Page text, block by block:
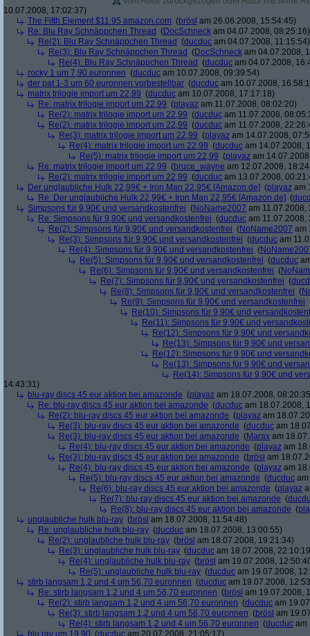
10.07.2008, 17:02:37)
The Fifth Element $11.95 amazon.com (brösl am 26.06.2008, 15:54:45)
Re: Blu Ray Schnäppchen Thread (DocSchneck am 04.07.2008, 08:25:16)
Re(2): Blu Ray Schnäppchen Thread (ducduc am 04.07.2008, 11:15:54)
Re(3): Blu Ray Schnäppchen Thread (DocSchneck am 04.07.2008,
Re(4): Blu Ray Schnäppchen Thread (ducduc am 04.07.2008,
rocky 1 um 7,90 euronnen (ducduc am 10.07.2008, 09:39:54)
der pat 1-3 um 60 euronnen vorbestellbar (ducduc am 10.07.2008,
matrix trilogie import um 22,99 (ducduc am 10.07.2008, 17:17:18)
Re: matrix trilogie import um 22,99 (playaz am 11.07.2008, 08:02:20)
Re(2): matrix trilogie import um 22,99 (ducduc am 11.07.2008,
Re(2): matrix trilogie import um 22,99 (ducduc am 11.07.2008,
Re(3): matrix trilogie import um 22,99 (playaz am 14.07.2008,
Re(4): matrix trilogie import um 22,99 (ducduc am 14.07.2008,
Re(5): matrix trilogie import um 22,99 (playaz am
Re: matrix trilogie import um 22,99 (bruce_wayne am 12.07.2008,
Re(2): matrix trilogie import um 22,99 (ducduc am 13.07.2008,
Der unglaubliche Hulk 22,99€ + Iron Man 22,95€ [Amazon.de] (playaz am
Re: Der unglaubliche Hulk 22,99€ + Iron Man 22,95€ [Amazon.de] (
Simpsons für 9,90€ und versandkostenfrei (NoName2007 am 11.07.2008,
Re: Simpsons für 9,90€ und versandkostenfrei (ducduc am 11.07.2008,
Re(2): Simpsons für 9,90€ und versandkostenfrei (NoName2007 am
Re(3): Simpsons für 9,90€ und versandkostenfrei (ducduc am
Re(4): Simpsons für 9,90€ und versandkostenfrei (
Re(5): Simpsons für 9,90€ und versandkostenfrei (ducduc
Re(6): Simpsons für 9,90€ und versandkostenfrei (
Re(7): Simpsons für 9,90€ und versandkostenfrei (
Re(8): Simpsons für 9,90€ und versandkostenfrei (
Re(9): Simpsons für 9,90€ und versandkostenfrei
Re(10): Simpsons für 9,90€ und
Re(11): Simpsons für 9,90€ und
Re(12): Simpsons für 9,90€ und
Re(13): Simpsons für 9,90€ und
Re(12): Simpsons für 9,90€ und
Re(13): Simpsons für 9,90€ und
Re(14): Simpsons für 9,90€ und
14:43:31)
blu-ray discs 45 eur aktion bei amazonde (playaz am 18.07.2008,
Re: blu-ray discs 45 eur aktion bei amazonde (ducduc am 18.07.2008,
Re(2): blu-ray discs 45 eur aktion bei amazonde (playaz am
Re(3): blu-ray discs 45 eur aktion bei amazonde (ducduc am
Re(3): blu-ray discs 45 eur aktion bei amazonde (Marax am
Re(4): blu-ray discs 45 eur aktion bei amazonde (playaz am
Re(3): blu-ray discs 45 eur aktion bei amazonde (brösl am
Re(4): blu-ray discs 45 eur aktion bei amazonde (playaz am
Re(5): blu-ray discs 45 eur aktion bei amazonde (ducduc
Re(6): blu-ray discs 45 eur aktion bei amazonde (playaz
Re(7): blu-ray discs 45 eur aktion bei amazonde (
Re(8): blu-ray discs 45 eur aktion bei amazonde (
unglaubliche hulk blu-ray (brösl am 18.07.2008, 11:54:48)
Re: unglaubliche hulk blu-ray (ducduc am 18.07.2008, 13:00:55)
Re(2): unglaubliche hulk blu-ray (brösl am 18.07.2008, 19:21:34)
Re(3): unglaubliche hulk blu-ray (ducduc am 18.07.2008,
Re(4): unglaubliche hulk blu-ray (brösl am 19.07.2008,
Re(5): unglaubliche hulk blu-ray (ducduc am 19.07.2008,
stirb langsam 1,2 und 4 um 56,70 euronnen (ducduc am 19.07.2008,
Re: stirb langsam 1,2 und 4 um 56,70 euronnen (brösl am 19.07.2008,
Re(2): stirb langsam 1,2 und 4 um 56,70 euronnen (ducduc am
Re(3): stirb langsam 1,2 und 4 um 56,70 euronnen (brösl am
Re(4): stirb langsam 1,2 und 4 um 56,70 euronnen (ducduc am
blu ray um 19,90 (ducduc am 20.07.2008, 21:05:17)